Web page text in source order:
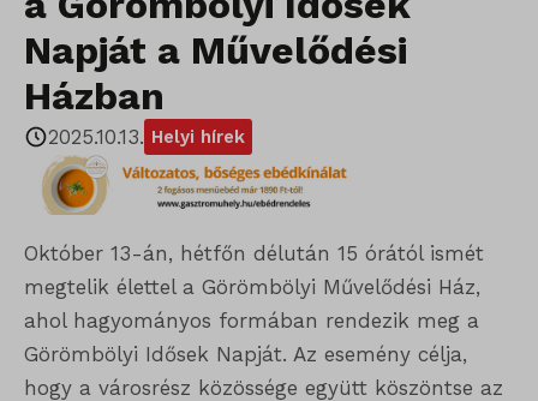
Napját a Művelődési
Házban
2025.10.13. Helyi hírek
Október 13-án, hétfőn délután 15 órától ismét
megtelik élettel a Görömbölyi Művelődési Ház,
ahol hagyományos formában rendezik meg a
Görömbölyi Idősek Napját. Az esemény célja,
hogy a városrész közössége együtt köszöntse az